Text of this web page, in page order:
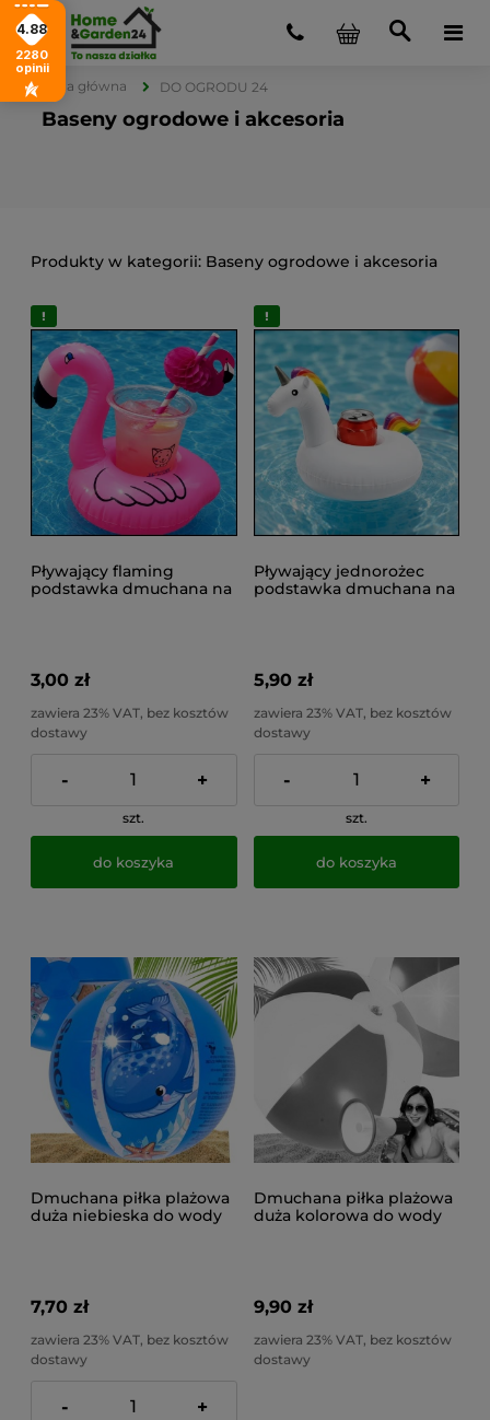
Strona główna DO OGRODU 24
Baseny ogrodowe i akcesoria
Baseny ogrodowe i akcesoria
Pływający flaming
podstawka dmuchana na
3,00 zł
zawiera 23% VAT, bez kosztów
dostawy
- +
szt.
do koszyka
Pływający jednorożec
podstawka dmuchana na
5,90 zł
zawiera 23% VAT, bez kosztów
dostawy
- +
szt.
do koszyka
Dmuchana piłka plażowa
duża niebieska do wody
7,70 zł
zawiera 23% VAT, bez kosztów
dostawy
- +
Dmuchana piłka plażowa
duża kolorowa do wody
9,90 zł
zawiera 23% VAT, bez kosztów
dostawy
4.88
2280
opinii